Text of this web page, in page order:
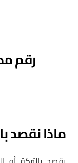
رقم
ماذا نقصد